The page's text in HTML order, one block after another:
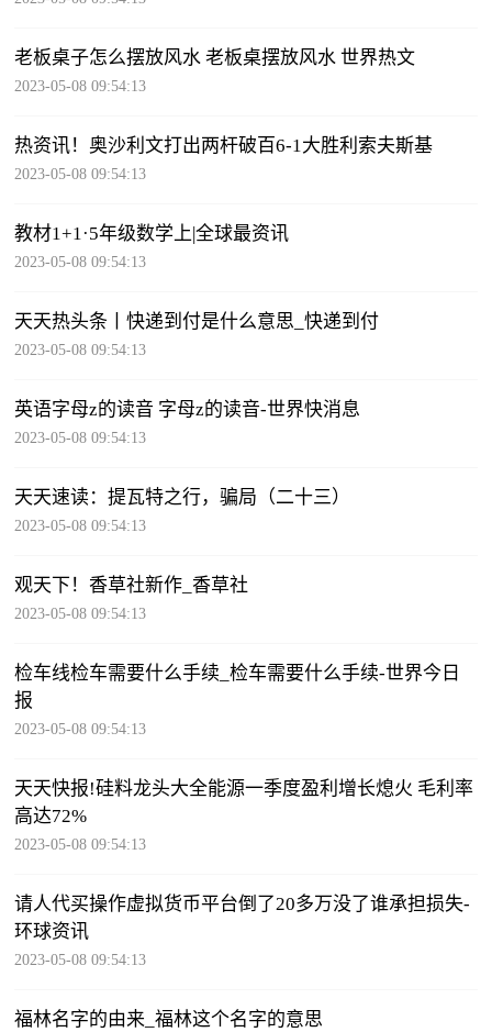
老板桌子怎么摆放风水 老板桌摆放风水 世界热文
2023-05-08 09:54:13
热资讯！奥沙利文打出两杆破百6-1大胜利索夫斯基
2023-05-08 09:54:13
教材1+1·5年级数学上|全球最资讯
2023-05-08 09:54:13
天天热头条丨快递到付是什么意思_快递到付
2023-05-08 09:54:13
英语字母z的读音 字母z的读音-世界快消息
2023-05-08 09:54:13
天天速读：提瓦特之行，骗局（二十三）
2023-05-08 09:54:13
观天下！香草社新作_香草社
2023-05-08 09:54:13
检车线检车需要什么手续_检车需要什么手续-世界今日
报
2023-05-08 09:54:13
天天快报!硅料龙头大全能源一季度盈利增长熄火 毛利率
高达72%
2023-05-08 09:54:13
请人代买操作虚拟货币平台倒了20多万没了谁承担损失-
环球资讯
2023-05-08 09:54:13
福林名字的由来_福林这个名字的意思